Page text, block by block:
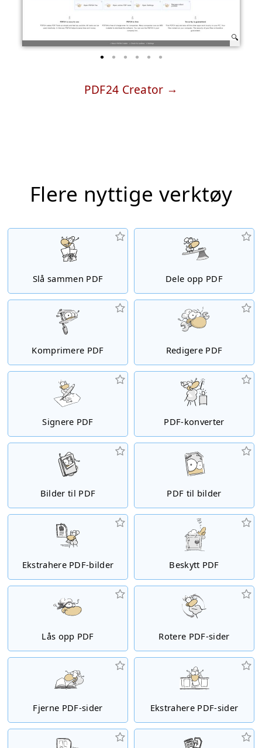
PDF24 Creator
Flere nyttige verktøy
Slå sammen PDF Dele opp PDF
Komprimere PDF Redigere PDF
Signere PDF PDF-konverter
Bilder til PDF PDF til bilder
Ekstrahere PDF-bilder Beskytt PDF
Lås opp PDF Rotere PDF-sider
Fjerne PDF-sider Ekstrahere PDF-sider